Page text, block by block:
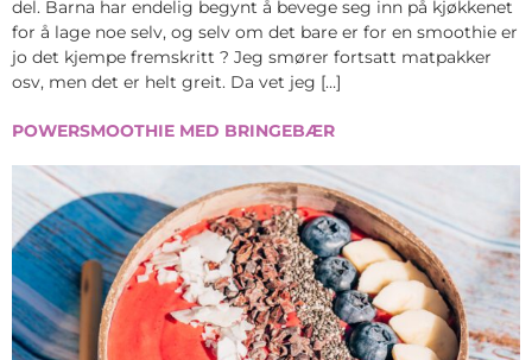
del. Barna har endelig begynt å bevege seg inn på kjøkkenet
for å lage noe selv, og selv om det bare er for en smoothie er
jo det kjempe fremskritt ? Jeg smører fortsatt matpakker
osv, men det er helt greit. Da vet jeg […]
POWERSMOOTHIE MED BRINGEBÆR